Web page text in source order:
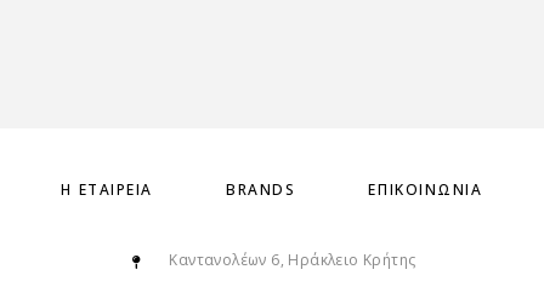
Η ΕΤΑΙΡΕΊΑ BRANDS ΕΠΙΚΟΙΝΩΝΊΑ
Καντανολέων 6, Ηράκλειο Κρήτης